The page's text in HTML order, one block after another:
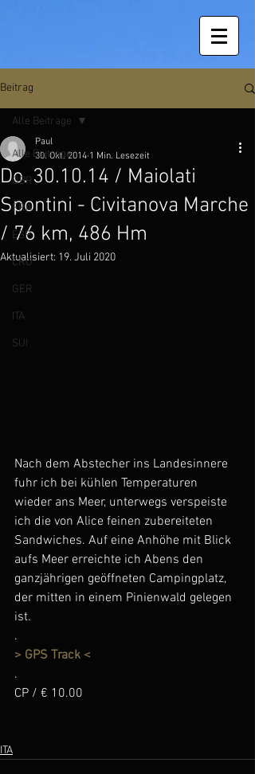
Beitrag
Alle Beiträge
GBR
FRA
ESP
CRO
GER
ITA
SUI
Alle Beiträge
Do. 30.10.14 / Maiolati
Spontini - Civitanova Marche
/ 76 km, 486 Hm
Paul
30. Okt. 2014 1 Min. Lesezeit
Aktualisiert: 19. Juli 2020
Nach dem Abstecher ins Landesinnere
fuhr ich bei kühlen Temperaturen
wieder ans Meer, unterwegs verspeiste
ich die von Alice feinen zubereiteten
Sandwiches. Auf eine Anhöhe mit Blick
aufs Meer erreichte ich Abens den
ganzjährigen geöffneten Campingplatz,
der mitten in einem Pinienwald gelegen
ist.
.
> GPS Track <
.
CP / € 10.00
ITA